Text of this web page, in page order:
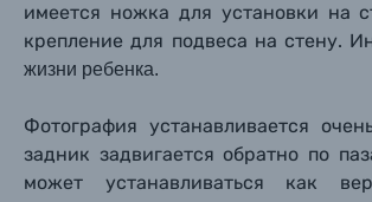
Фоторамки
Книги о фотографии,
имеется ножка для установки на
крепление для подвеса на стену.
жизни ребенка.
Фотография устанавливается
задник задвигается обратно по
может устанавливаться как